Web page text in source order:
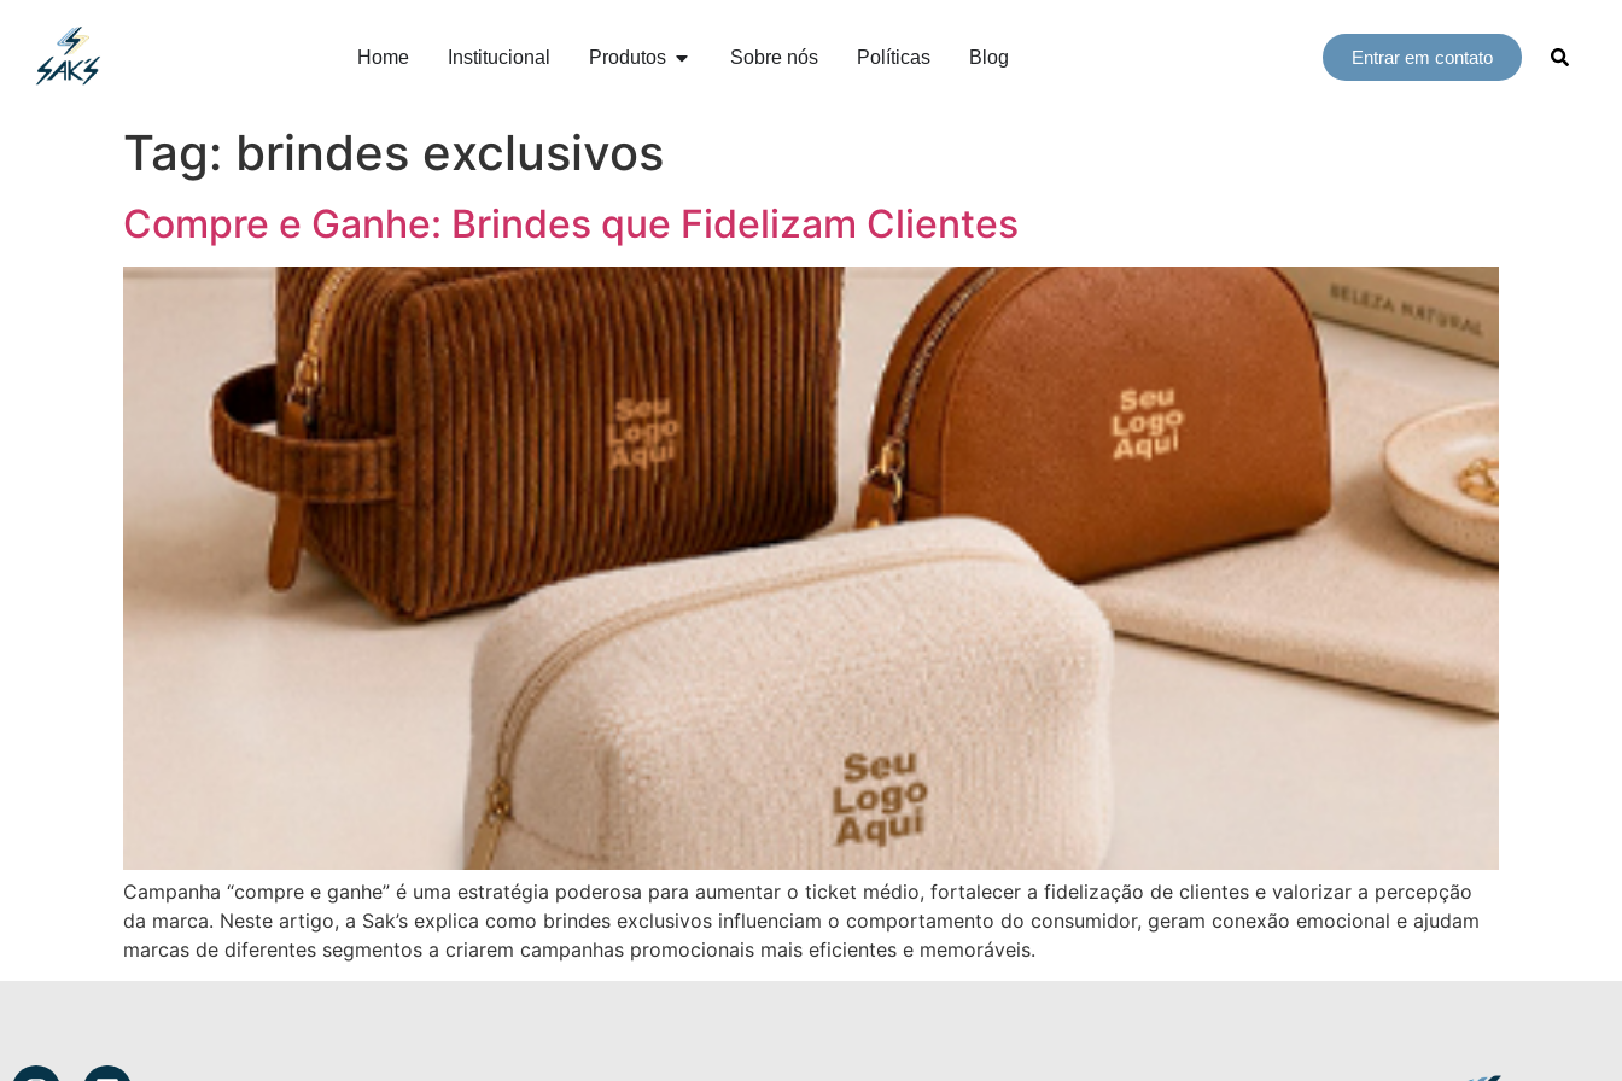
Home Institucional Produtos Sobre nós Políticas Blog Entrar em contato
Tag: brindes exclusivos
Compre e Ganhe: Brindes que Fidelizam Clientes
Campanha “compre e ganhe” é uma estratégia poderosa para aumentar o ticket médio, fortalecer a fidelização de clientes e valorizar a percepção
da marca. Neste artigo, a Sak’s explica como brindes exclusivos influenciam o comportamento do consumidor, geram conexão emocional e ajudam
marcas de diferentes segmentos a criarem campanhas promocionais mais eficientes e memoráveis.